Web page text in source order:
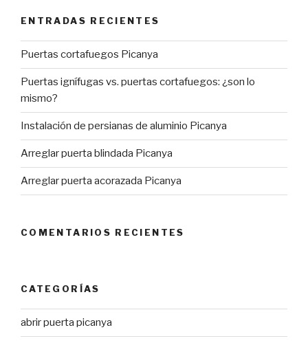
ENTRADAS RECIENTES
Puertas cortafuegos Picanya
Puertas ignífugas vs. puertas cortafuegos: ¿son lo
mismo?
Instalación de persianas de aluminio Picanya
Arreglar puerta blindada Picanya
Arreglar puerta acorazada Picanya
COMENTARIOS RECIENTES
CATEGORÍAS
abrir puerta picanya